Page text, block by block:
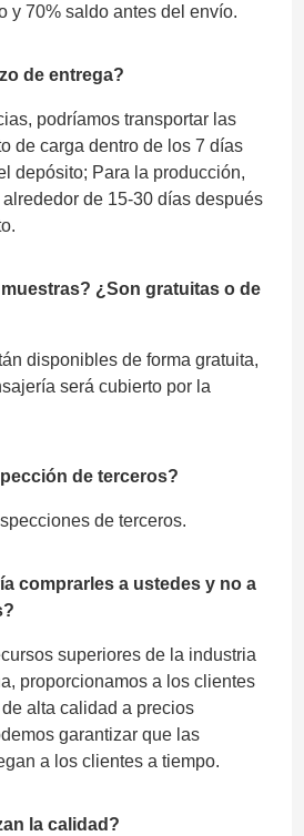
y 70% saldo antes del envío.
de entrega?
podríamos transportar las
de carga dentro de los 7 días
depósito; Para la producción,
de 15-30 días después
¿Son gratuitas o de
disponibles de forma gratuita,
será cubierto por la
de terceros?
de terceros.
comprarles a ustedes y no a
superiores de la industria
proporcionamos a los clientes
alta calidad a precios
garantizar que las
a los clientes a tiempo.
la calidad?